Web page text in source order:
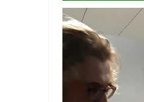
Odtwarzacz
video